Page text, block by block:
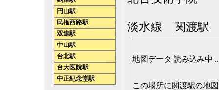
淡水線 関渡駅
地図データ 読み込み中
この場所に関渡駅の地
円山駅
民権西路駅
双連駅
中山駅
台北駅
台大医院駅
中正紀念堂駅